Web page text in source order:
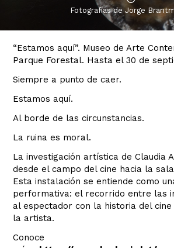
Fotografías de Jorge
“Estamos aquí”. Museo de Arte
Parque Forestal. Hasta el 30 de
Siempre a punto de caer.
Estamos aquí.
Al borde de las circunstancias.
La ruina es moral.
La investigación artística de Claudia
desde el campo del cine hacia la
Esta instalación se entiende como
performativa: el recorrido entre las
al espectador con la historia del
la artista.
Conoce